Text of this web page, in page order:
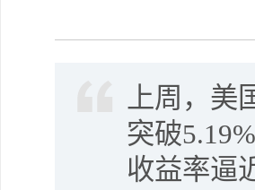
上周，美
突破
收益率逼